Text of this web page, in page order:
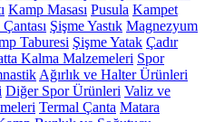
Kamp Masası Pusula Kampet
Şişme Yastık Magnezyum
Taburesi Şişme Yatak Çadır
Kalma Malzemeleri Spor
Ağırlık ve Halter Ürünleri
Diğer Spor Ürünleri Valiz ve
Termal Çanta Matara